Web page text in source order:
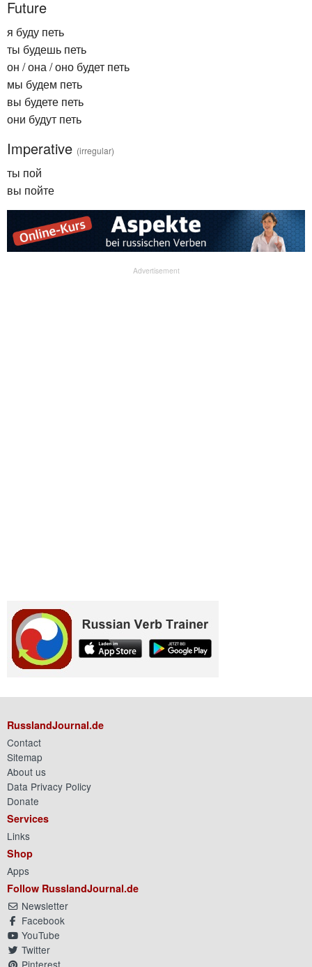
Future
я буду петь
ты будешь петь
он / она / оно будет петь
мы будем петь
вы будете петь
они будут петь
Imperative (irregular)
ты пой
вы пойте
Advertisement
RusslandJournal.de
Contact
Sitemap
About us
Data Privacy Policy
Donate
Services
Links
Shop
Apps
Follow RusslandJournal.de
Newsletter
Facebook
YouTube
Twitter